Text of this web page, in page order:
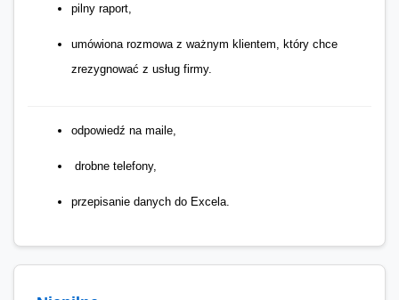
pilny raport,
umówiona rozmowa z ważnym klientem, który chce
zrezygnować z usług firmy.
odpowiedź na maile,
drobne telefony,
przepisanie danych do Excela.